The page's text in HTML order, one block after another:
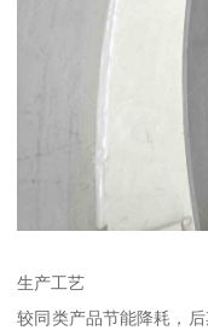
生产工艺
较同类产品节能降耗，